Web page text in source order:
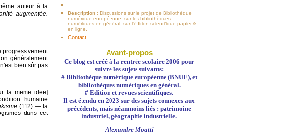
auteur à la
augmentée.
progressivement
généralement
bien sûr pas
la même idée]
humaine
(112) ― la
dans cet
Description : Discussions sur le projet de Bibliothèque
numérique européenne, sur les bibliothèques
numériques en général; sur l'édition scientifique papier &
en ligne.
Contact
Avant-propos
Ce blog est créé à la rentrée scolaire 2006 pour
suivre les sujets suivants:
# Bibliothèque numérique européenne (BNUE), et
bibliothèques numériques en général.
# Edition et revues scientifiques.
Il est étendu en 2023 sur des sujets connexes aux
précédents, mais néanmoins liés : patrimoine
industriel, géographie industrielle.
Alexandre Moatti